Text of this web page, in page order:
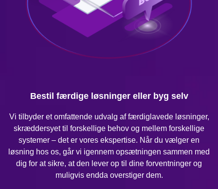
Bestil færdige løsninger eller byg selv
Vi tilbyder et omfattende udvalg af færdiglavede løsninger,
skræddersyet til forskellige behov og mellem forskellige
systemer – det er vores ekspertise. Når du vælger en
løsning hos os, går vi igennem opsætningen sammen med
dig for at sikre, at den lever op til dine forventninger og
muligvis endda overstiger dem.